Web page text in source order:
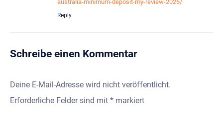
australia-minimum-deposit-my-review-2026/
Reply
Schreibe einen Kommentar
Deine E-Mail-Adresse wird nicht veröffentlicht.
Erforderliche Felder sind mit * markiert